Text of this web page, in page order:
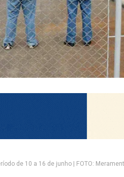
de 10 a 16 de junho | FOTO: